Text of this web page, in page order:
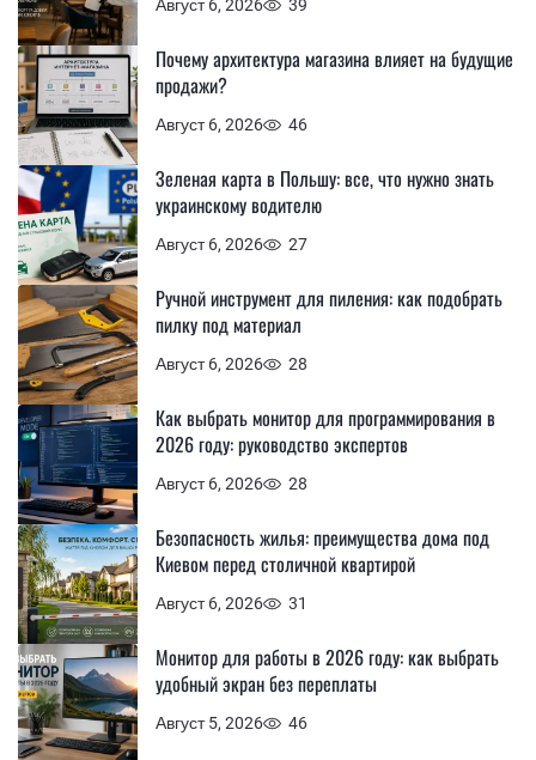
Август 6, 2026 39
Август 6, 2026 46
Почему архитектура магазина влияет на будущие
продажи?
Август 6, 2026 27
Зеленая карта в Польшу: все, что нужно знать
украинскому водителю
Август 6, 2026 28
Ручной инструмент для пиления: как подобрать
пилку под материал
Август 6, 2026 28
Как выбрать монитор для программирования в
2026 году: руководство экспертов
Август 6, 2026 31
Безопасность жилья: преимущества дома под
Киевом перед столичной квартирой
Август 5, 2026 46
Монитор для работы в 2026 году: как выбрать
удобный экран без переплаты